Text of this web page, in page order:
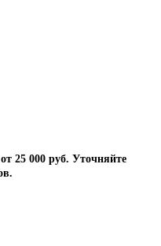
25 000 руб. Уточняйте